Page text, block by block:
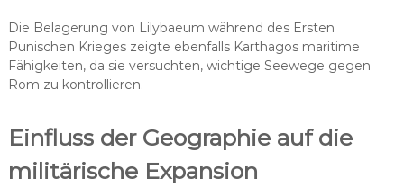
Die Belagerung von Lilybaeum während des Ersten
Punischen Krieges zeigte ebenfalls Karthagos maritime
Fähigkeiten, da sie versuchten, wichtige Seewege gegen
Rom zu kontrollieren.
Einfluss der Geographie auf die
militärische Expansion